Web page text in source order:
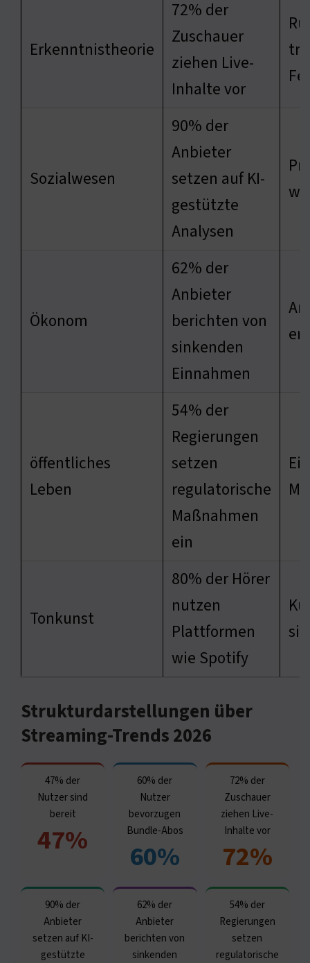
Erkenntnistheorie
72% der
Zuschauer
ziehen Live-
Inhalte vor
Sozialwesen
90% der
Anbieter
setzen auf KI-
gestützte
Analysen
Ökonom
62% der
Anbieter
berichten von
sinkenden
Einnahmen
öffentliches
Leben
54% der
Regierungen
setzen
regulatorische
Maßnahmen
ein
Tonkunst
80% der Hörer
nutzen
Plattformen
wie Spotify
Strukturdarstellungen über
Streaming-Trends 2026
47% der
Nutzer sind
bereit
47%
60% der
Nutzer
bevorzugen
Bundle-Abos
60%
72% der
Zuschauer
ziehen Live-
Inhalte vor
72%
90% der
Anbieter
setzen auf KI-
gestützte
62% der
Anbieter
berichten von
sinkenden
54% der
Regierungen
setzen
regulatorische